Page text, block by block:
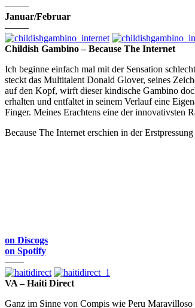
——–
Januar/Februar
——–
Childish Gambino – Because The Internet
Ich beginne einfach mal mit der Sensation
steckt das Multitalent Donald Glover, seines
auf den Kopf, wirft dieser kindische Gambino
erhalten und entfaltet in seinem Verlauf eine
Finger. Meines Erachtens eine der innovativsten
Because The Internet erschien in der
on Discogs
on Spotify
——
VA – Haiti Direct
Ganz im Sinne von Compis wie Peru